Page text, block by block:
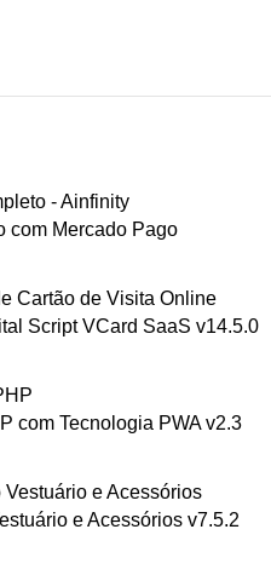
com Mercado Pago
Script VCard SaaS v14.5.0
com Tecnologia PWA v2.3
e Acessórios v7.5.2